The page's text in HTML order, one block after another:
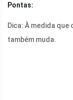
Pontas:
Dica: À medida
também muda.